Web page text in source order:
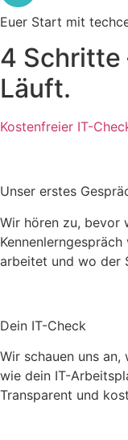
Euer Start mit
4 Schritte
Läuft.
Kostenfreier IT-
Unser erstes
Wir hören zu, bevor
arbeitet und wo der
Dein IT-Check
Wir schauen uns
wie dein IT-
Transparent und